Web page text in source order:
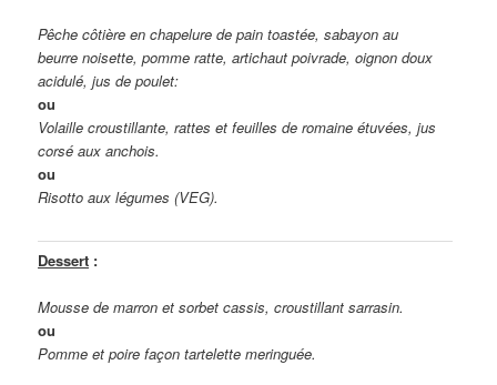
Pêche côtière en chapelure de pain toastée, sabayon au
beurre noisette, pomme ratte, artichaut poivrade, oignon doux
acidulé, jus de poulet:
ou
Volaille croustillante, rattes et feuilles de romaine étuvées, jus
corsé aux anchois.
ou
Risotto aux légumes (VEG).
Dessert :
Mousse de marron et sorbet cassis, croustillant sarrasin.
ou
Pomme et poire façon tartelette meringuée.